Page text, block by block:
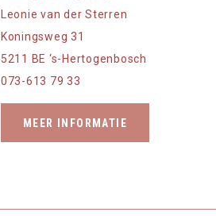
Leonie van der Sterren
Koningsweg 31
5211 BE ‘s-Hertogenbosch
073-613 79 33
MEER INFORMATIE